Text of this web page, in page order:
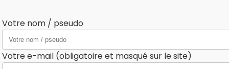
Votre nom / pseudo
Votre e-mail (obligatoire et masqué sur le site)